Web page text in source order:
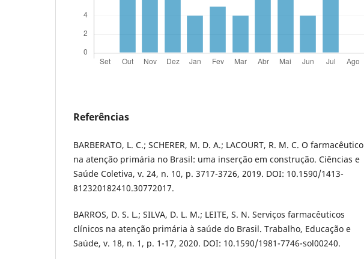
Referências
BARBERATO, L. C.; SCHERER, M. D. A.; LACOURT, R. M. C. O farmacêutico
na atenção primária no Brasil: uma inserção em construção. Ciências e
Saúde Coletiva, v. 24, n. 10, p. 3717-3726, 2019. DOI: 10.1590/1413-
812320182410.30772017.
BARROS, D. S. L.; SILVA, D. L. M.; LEITE, S. N. Serviços farmacêuticos
clínicos na atenção primária à saúde do Brasil. Trabalho, Educação e
Saúde, v. 18, n. 1, p. 1-17, 2020. DOI: 10.1590/1981-7746-sol00240.